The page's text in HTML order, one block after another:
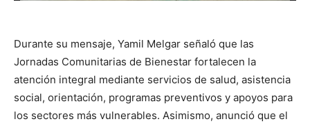
Durante su mensaje, Yamil Melgar señaló que las
Jornadas Comunitarias de Bienestar fortalecen la
atención integral mediante servicios de salud, asistencia
social, orientación, programas preventivos y apoyos para
los sectores más vulnerables. Asimismo, anunció que el